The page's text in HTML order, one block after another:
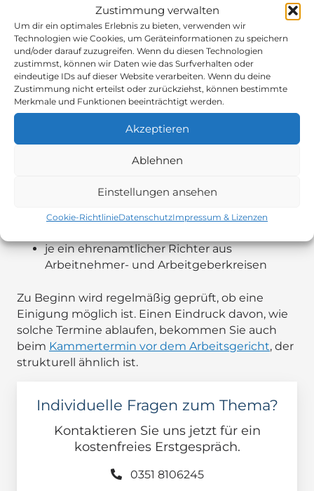
Zustimmung verwalten
Um dir ein optimales Erlebnis zu bieten, verwenden wir
Technologien wie Cookies, um Geräteinformationen zu speichern
und/oder darauf zuzugreifen. Wenn du diesen Technologien
zustimmst, können wir Daten wie das Surfverhalten oder
eindeutige IDs auf dieser Website verarbeiten. Wenn du deine
Zustimmung nicht erteilst oder zurückziehst, können bestimmte
Merkmale und Funktionen beeinträchtigt werden.
Akzeptieren
Ablehnen
Einstellungen ansehen
Cookie-RichtlinieDatenschutzImpressum & Lizenzen
Das Landesarbeitsgericht gibt häufig rechtliche
Hinweise und fordert ergänzende
Stellungnahmen an. Wichtig: Die dabei
gesetzten Fristen müssen Sie unbedingt
einhalten. Verspäteter Vortrag kann
zurückgewiesen werden – im schlimmsten Fall
verlieren Sie allein deshalb den Prozess.
5. Termin zur mündlichen Verhandlung
Nach dem schriftlichen Verfahren setzt das
besetzt wie beim Arbeitsgericht:
eine Berufsrichterin oder ein Berufsrichter
je ein ehrenamtlicher Richter aus
Arbeitnehmer- und Arbeitgeberkreisen
Zu Beginn wird regelmäßig geprüft, ob eine
Einigung möglich ist. Einen Eindruck davon, wie
solche Termine ablaufen, bekommen Sie auch
beim Kammertermin vor dem Arbeitsgericht, der
strukturell ähnlich ist.
Individuelle Fragen zum Thema?
Kontaktieren Sie uns jetzt für ein
kostenfreies Erstgespräch.
0351 8106245